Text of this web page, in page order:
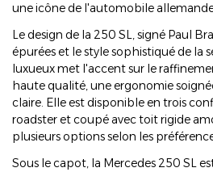
une icône de l'automobile
Le design de la 250 SL, signé Paul
épurées et le style sophistiqué de la
luxueux met l'accent sur le
haute qualité, une ergonomie
claire. Elle est disponible en trois
roadster et coupé avec toit rigide
plusieurs options selon les
Sous le capot, la Mercedes 250 SL